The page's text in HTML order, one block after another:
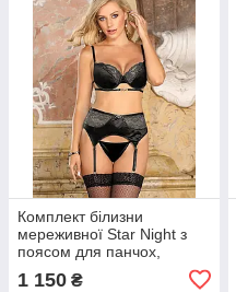
Комплект білизни
мереживної Star Night з
поясом для панчох,
1 150 ₴